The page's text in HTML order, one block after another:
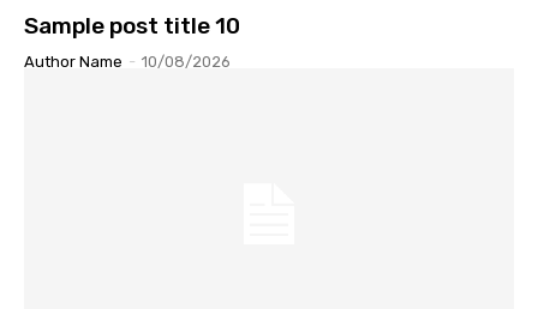
Sample post title 10
Author Name - 10/08/2026